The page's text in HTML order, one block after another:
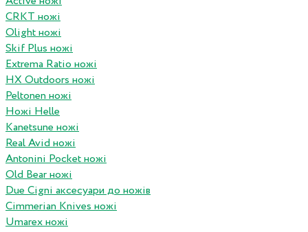
CRKT ножі
Olight ножі
Skif Plus ножі
Extrema Ratio ножі
HX Outdoors ножі
Peltonen ножі
Ножі Helle
Kanetsune ножі
Real Avid ножі
Antonini Pocket ножі
Old Bear ножі
Due Cigni аксесуари до ножів
Cimmerian Knives ножі
Umarex ножі